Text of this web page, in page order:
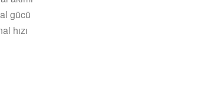
gücü
hızı